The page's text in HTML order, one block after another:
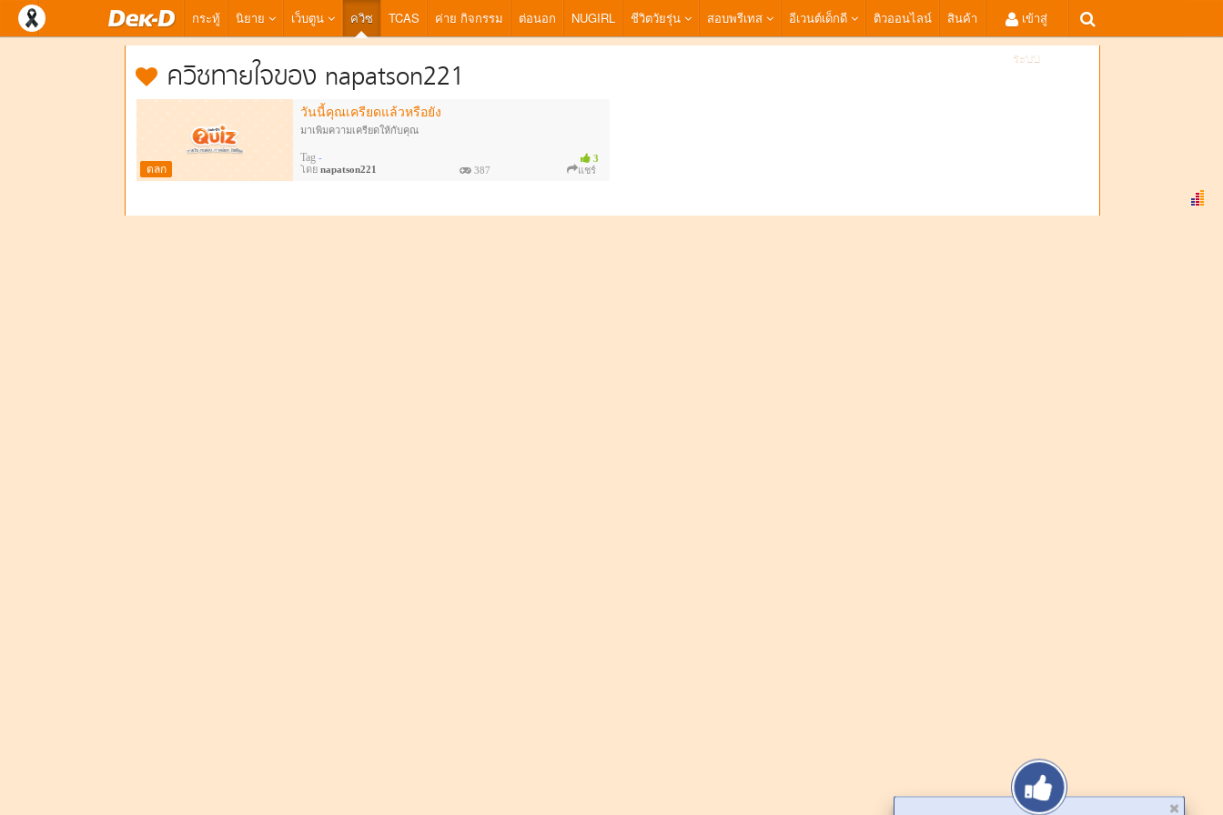
กระทู้ นิยาย เว็บตูน ควิซ TCAS ค่าย กิจกรรม ต่อนอก NUGIRL ชีวิตวัยรุ่น สอบพรีเทส อีเวนต์เด็กดี ติวออนไลน์ สินค้า เข้าสู่
ระบบ
ควิซทายใจของ napatson221
ตลก
วันนี้คุณเครียดแล้วหรือยัง
3
มาเพิ่มความเครียดให้กับคุณ
Tag -
โดย napatson221 387 แชร์